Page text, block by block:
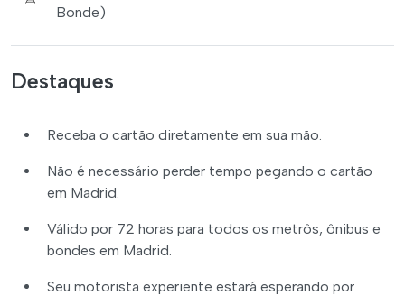
Bonde)
Destaques
Receba o cartão diretamente em sua mão.
Não é necessário perder tempo pegando o cartão
em Madrid.
Válido por 72 horas para todos os metrôs, ônibus e
bondes em Madrid.
Seu motorista experiente estará esperando por